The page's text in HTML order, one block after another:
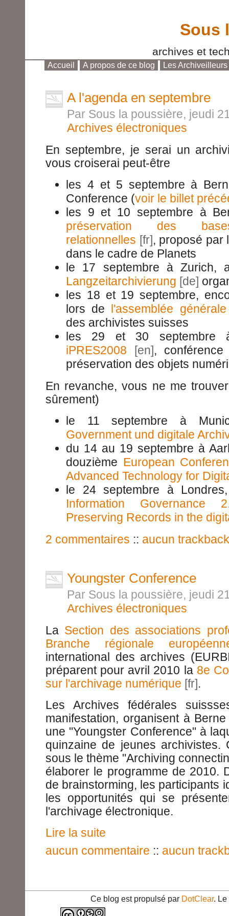
Sous
archives et
Accueil A propos de ce blog
Les Archiveilleurs
A l'agenda en septembre
Par Sous la poussière, jeudi
Archives électroniques
En septembre, je serai un
vous croiserai peut-être
les 4 et 5 septembre à
Conference (voir le billet
les 9 et 10 septembre à
préservation des
relationnelles
, proposé par
dans le cadre de Planets
le 17 septembre à Zurich,
Langzeitarchivierung
les 18 et 19 septembre,
lors de
l'assemblée générale
des archivistes suisses
les 29 et 30 septembre
iPRES2008
,
préservation des objets
En revanche, vous ne me
sûrement)
le 11 septembre à
Government und digitale
du 14 au 19 septembre à
douzième European
Advanced Technology for
le 24 septembre à
Information Governance
Preserving Records in the
2 commentaires :: aucun trackback
Youngster Conference
Par Sous la poussière, jeudi
Archives électroniques
La Section des associations
Branche régionale
international des archives
préparent pour avril 2010 la 8e
sur l'archivage numérique
.
Les Archives fédérales
manifestation, organisent à
une "Youngster Conference" à
quinzaine de jeunes archivistes.
sous le thème "Archiving
élaborer le programme de 2010.
de brainstorming, les participants
les opportunités qui se
l'archivage électronique.
Lire la suite
aucun commentaire :: aucun
Ce blog est propulsé par DotClear. Le